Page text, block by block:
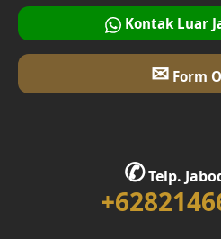
Desain Interior Rumah
Desain Walk in Closet
Desain Area Gym
Kontak Luar
✉ Form
✆Telp.